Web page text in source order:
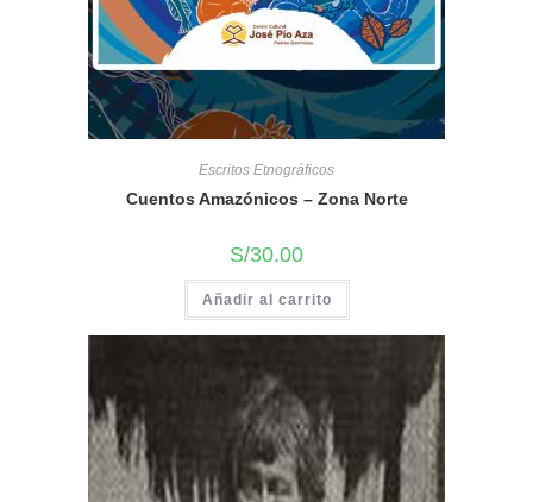
Escritos Etnográficos
Cuentos Amazónicos – Zona Norte
S/30.00
Añadir al carrito